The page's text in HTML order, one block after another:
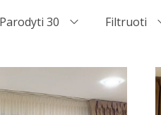
Parodyti 30 Filtruoti